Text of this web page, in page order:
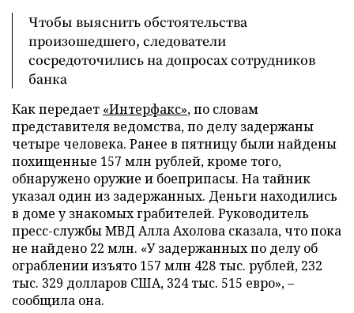
Чтобы выяснить обстоятельства
произошедшего, следователи
сосредоточились на допросах сотрудников
банка
Как передает «Интерфакс», по словам
представителя ведомства, по делу задержаны
четыре человека. Ранее в пятницу были найдены
похищенные 157 млн рублей, кроме того,
обнаружено оружие и боеприпасы. На тайник
указал один из задержанных. Деньги находились
в доме у знакомых грабителей. Руководитель
пресс-службы МВД Алла Ахолова сказала, что пока
не найдено 22 млн. «У задержанных по делу об
ограблении изъято 157 млн 428 тыс. рублей, 232
тыс. 329 долларов США, 324 тыс. 515 евро»,–
сообщила она.